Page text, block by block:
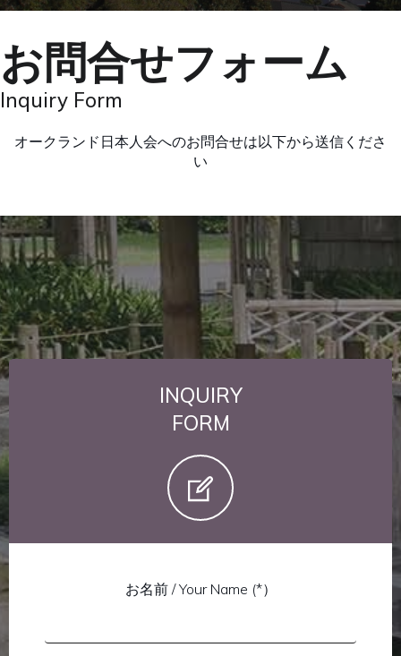
お問合せフォーム
Inquiry Form
オークランド日本人会へのお問合せは以下から送信くださ
い
INQUIRY
FORM
お名前 / Your Name (*）